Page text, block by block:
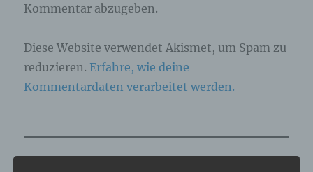
Kommentar abzugeben.
Diese Website verwendet Akismet, um Spam zu
reduzieren. Erfahre, wie deine
Kommentardaten verarbeitet werden.
Beitragsnavigation